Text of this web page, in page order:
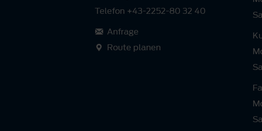
Telefon +43-2252-80 32 40
Anfrage
Route planen
Sa
Sa
Sa